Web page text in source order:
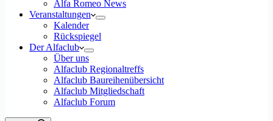
Alfa Romeo News
Veranstaltungen
Kalender
Rückspiegel
Der Alfaclub
Über uns
Alfaclub Regionaltreffs
Alfaclub Baureihenübersicht
Alfaclub Mitgliedschaft
Alfaclub Forum